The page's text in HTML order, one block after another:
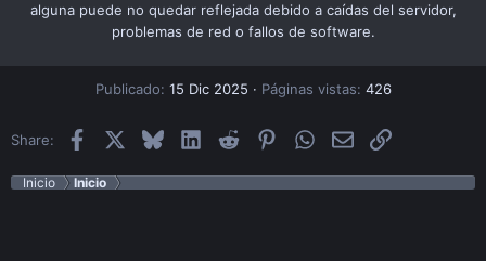
alguna puede no quedar reflejada debido a caídas del servidor,
problemas de red o fallos de software.
Publicado 15 Dic 2025 Páginas vistas 426
Share: Facebook BlueskyLinkedInReddit PinterestWhatsApp
EmailEnlace
Inicio Inicio